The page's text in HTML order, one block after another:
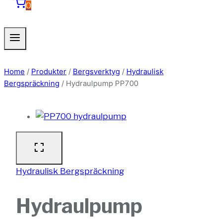
0
Home / Produkter / Bergsverktyg / Hydraulisk
Bergspräckning / Hydraulpump PP700
Hydraulisk Bergspräckning
Hydraulpump